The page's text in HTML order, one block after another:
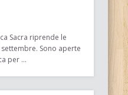
Sacra riprende le
Sono aperte
per …